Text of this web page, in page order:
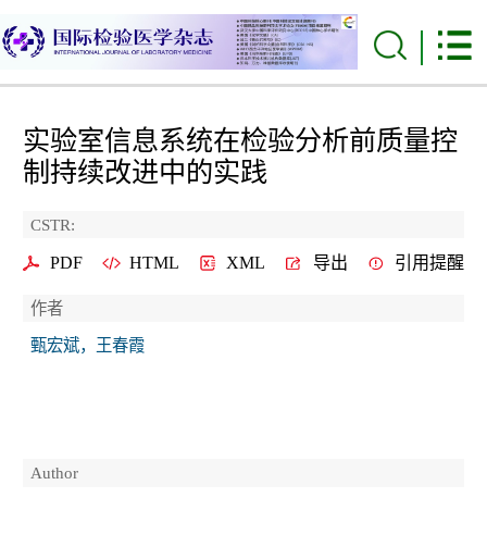
实验室信息系统在检验分析前质量控
制持续改进中的实践
CSTR:
PDF HTML XML 导出 引用提醒
作者
甄宏斌，王春霞
Author